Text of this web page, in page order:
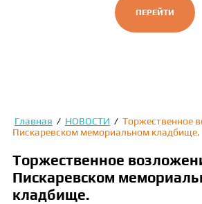
ПЕРЕЙТИ
Главная / НОВОСТИ / Торжественное
Пискаревском мемориальном кладбище.
Торжественное
Пискаревском
кладбище.